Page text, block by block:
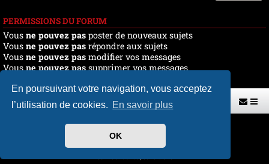
En poursuivant votre navigation, vous acceptez
l’utilisation de cookies. En savoir plus
OK
PERMISSIONS DU FORUM
Vous ne pouvez pas poster de nouveaux sujets
Vous ne pouvez pas répondre aux sujets
Vous ne pouvez pas modifier vos messages
Vousne pouvez passupprimer vos messages
Retour vers le site U.A.G.R. Index du forum
Développé parphpBB® Forum Software © phpBB Limited
Traduit par
Style parH. DREUILHE avec l'aide de CABOT